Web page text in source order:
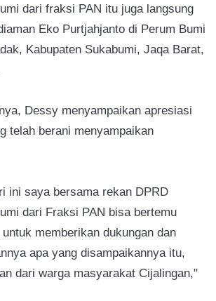
dari fraksi PAN itu juga langsung
Eko Purtjahjanto di Perum Bumi
Kabupaten Sukabumi, Jaqa Barat,
Dessy menyampaikan apresiasi
telah berani menyampaikan
ini saya bersama rekan DPRD
dari Fraksi PAN bisa bertemu
memberikan dukungan dan
apa yang disampaikannya itu,
dari warga masyarakat Cijalingan,"